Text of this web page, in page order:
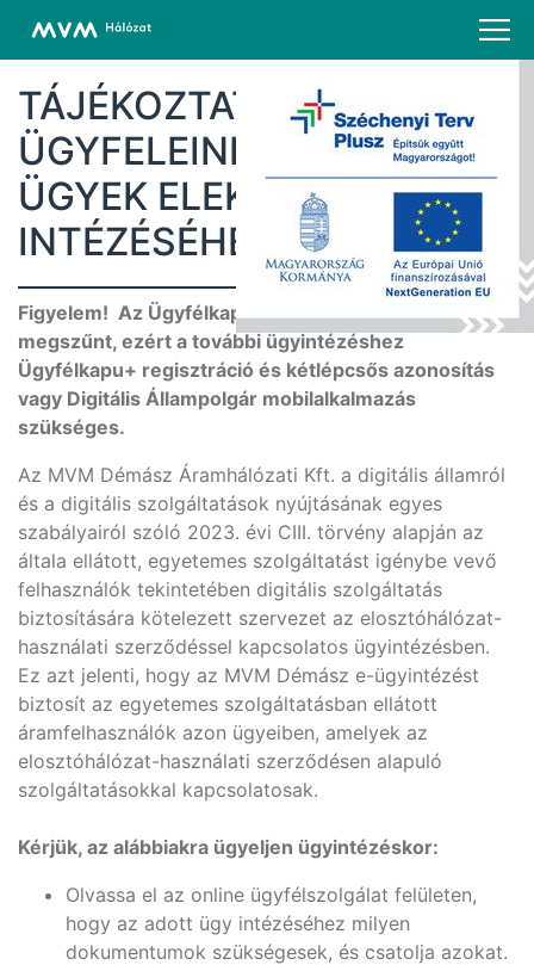
TÁJÉKOZTATÁS
ÜGYFELEINK RÉSZÉRE AZ
ÜGYEK ELEKTRONIKUS
INTÉZÉSÉHEZ
Figyelem! Az Ügyfélkapu 2025. január 16-tól
megszűnt, ezért a további ügyintézéshez
Ügyfélkapu+ regisztráció és kétlépcsős azonosítás
vagy Digitális Állampolgár mobilalkalmazás
szükséges.
Az MVM Démász Áramhálózati Kft. a digitális államról
és a digitális szolgáltatások nyújtásának egyes
szabályairól szóló 2023. évi CIII. törvény alapján az
általa ellátott, egyetemes szolgáltatást igénybe vevő
felhasználók tekintetében digitális szolgáltatás
biztosítására kötelezett szervezet az elosztóhálózat-
használati szerződéssel kapcsolatos ügyintézésben.
Ez azt jelenti, hogy az MVM Démász e-ügyintézést
biztosít az egyetemes szolgáltatásban ellátott
áramfelhasználók azon ügyeiben, amelyek az
elosztóhálózat-használati szerződésen alapuló
szolgáltatásokkal kapcsolatosak.
Kérjük, az alábbiakra ügyeljen ügyintézéskor:
Olvassa el az online ügyfélszolgálat felületen,
hogy az adott ügy intézéséhez milyen
dokumentumok szükségesek, és csatolja azokat.